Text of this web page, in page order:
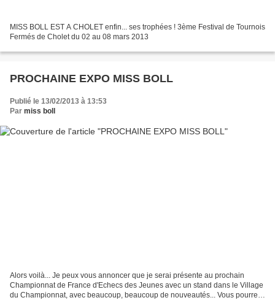
MISS BOLL EST A CHOLET enfin... ses trophées ! 3ème Festival de Tournois
Fermés de Cholet du 02 au 08 mars 2013
PROCHAINE EXPO MISS BOLL
Publié le 13/02/2013 à 13:53
Par miss boll
Alors voilà... Je peux vous annoncer que je serai présente au prochain
Championnat de France d'Echecs des Jeunes avec un stand dans le Village
du Championnat, avec beaucoup, beaucoup de nouveautés... Vous pourrez